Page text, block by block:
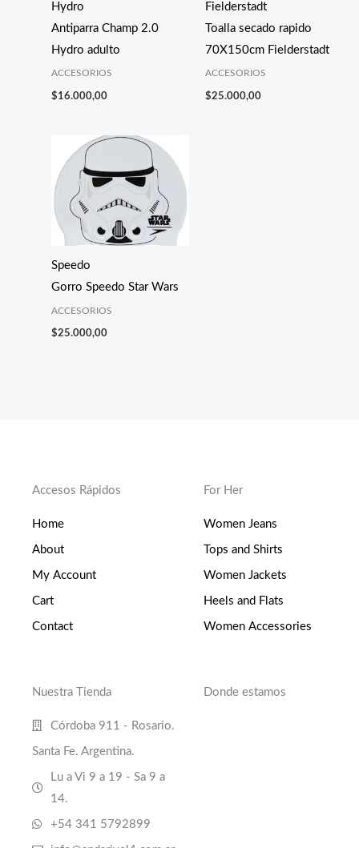
Hydro
Antiparra Champ 2.0
Hydro adulto
ACCESORIOS
$16.000,00
Fielderstadt
Toalla secado rapido
70X150cm Fielderstadt
ACCESORIOS
$25.000,00
Speedo
Gorro Speedo Star Wars
ACCESORIOS
$25.000,00
Accesos Rápidos
Home
About
My Account
Cart
Contact
For Her
Women Jeans
Tops and Shirts
Women Jackets
Heels and Flats
Women Accessories
Nuestra Tienda
Córdoba 911 - Rosario.
Santa Fe. Argentina.
Lu a Vi 9 a 19 - Sa 9 a
14.
+54 341 5792899
Donde estamos